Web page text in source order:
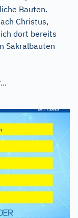
Bauten.
Christus,
dort bereits
Sakralbauten